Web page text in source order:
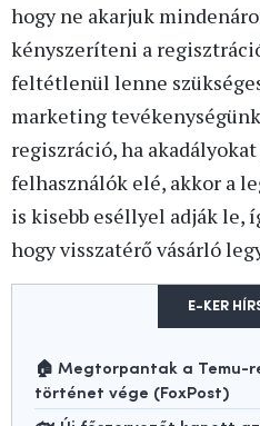
hogy ne akarjuk
kényszeríteni a
feltétlenül lenne
marketing
regiszráció, ha
felhasználók elé, akkor a
is kisebb eséllyel adják le,
hogy visszatérő vásárló
E-KER
🏠 Megtorpantak a Temu-
történet vége (FoxPost)